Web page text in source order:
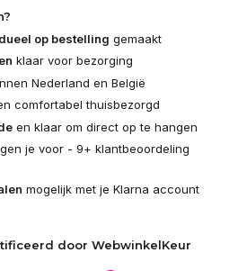
op bestelling gemaakt
klaar voor bezorging
Nederland en België
comfortabel thuisbezorgd
en klaar om direct op te hangen
je voor - 9+ klantbeoordeling
mogelijk met je Klarna account
door WebwinkelKeur